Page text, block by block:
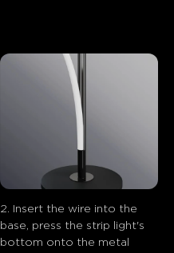
2. Insert the wire into the
base, press the strip light's
bottom onto the metal